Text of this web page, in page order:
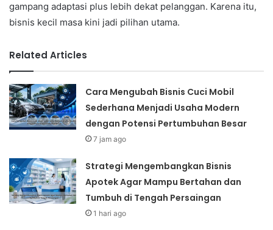
gampang adaptasi plus lebih dekat pelanggan. Karena itu,
bisnis kecil masa kini jadi pilihan utama.
Related Articles
Cara Mengubah Bisnis Cuci Mobil
Sederhana Menjadi Usaha Modern
dengan Potensi Pertumbuhan Besar
7 jam ago
Strategi Mengembangkan Bisnis
Apotek Agar Mampu Bertahan dan
Tumbuh di Tengah Persaingan
1 hari ago